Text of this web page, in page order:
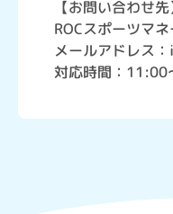
【お問い合わせ先
ROCスポーツマ
メールアドレス
対応時間：